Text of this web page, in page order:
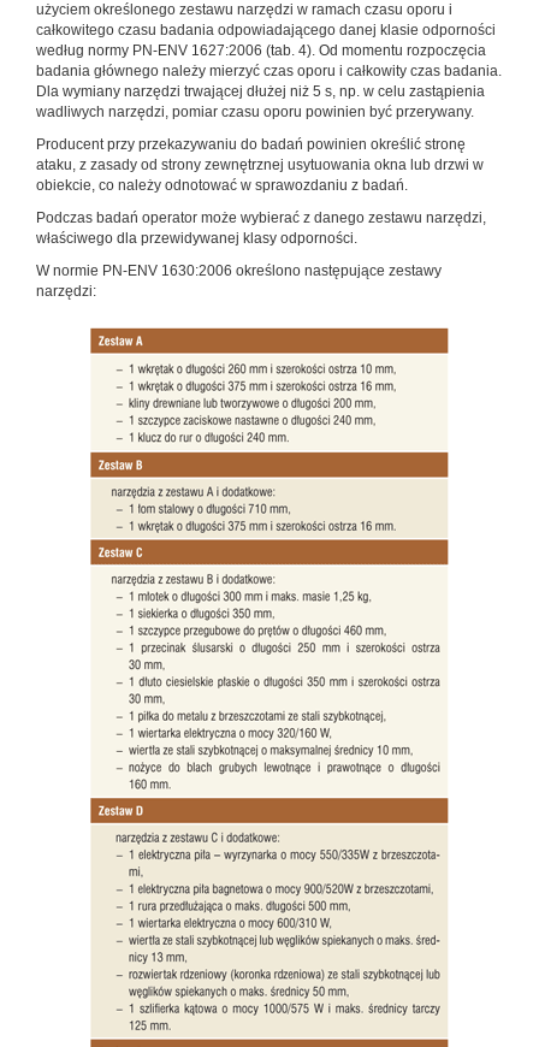
użyciem określonego zestawu narzędzi w ramach czasu oporu i
całkowitego czasu badania odpowiadającego danej klasie odporności
według normy PN-ENV 1627:2006 (tab. 4). Od momentu rozpoczęcia
badania głównego należy mierzyć czas oporu i całkowity czas badania.
Dla wymiany narzędzi trwającej dłużej niż 5 s, np. w celu zastąpienia
wadliwych narzędzi, pomiar czasu oporu powinien być przerywany.
Producent przy przekazywaniu do badań powinien określić stronę
ataku, z zasady od strony zewnętrznej usytuowania okna lub drzwi w
obiekcie, co należy odnotować w sprawozdaniu z badań.
Podczas badań operator może wybierać z danego zestawu narzędzi,
właściwego dla przewidywanej klasy odporności.
W normie PN-ENV 1630:2006 określono następujące zestawy
narzędzi: